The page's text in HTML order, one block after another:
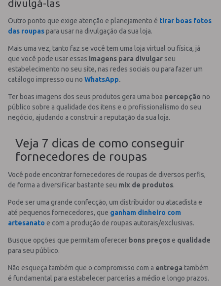
divulgá-las
Outro ponto que exige atenção e planejamento é tirar boas fotos
das roupaspara usar na divulgação da sua loja.
Mais uma vez, tanto faz se você tem uma loja virtual ou física, já
que você pode usar essas imagens para divulgar seu
estabelecimento no seu site, nas redes sociais ou para fazer um
catálogo impresso ou no WhatsApp.
Ter boas imagens dos seus produtos gera uma boa percepção no
público sobre a qualidade dos itens e o profissionalismo do seu
negócio, ajudando a construir a reputação da sua loja.
Veja 7 dicas de como conseguir
fornecedores de roupas
Você pode encontrar fornecedores de roupas de diversos perfis,
de forma a diversificar bastante seu mix de produtos.
Pode ser uma grande confecção, um distribuidor ou atacadista e
até pequenos fornecedores, que ganham dinheiro com
artesanato e com a produção de roupas autorais/exclusivas.
Busque opções que permitam oferecer bons preços e qualidade
para seu público.
Não esqueça também que o compromisso com a entrega também
é fundamental para estabelecer parcerias a médio e longo prazos.